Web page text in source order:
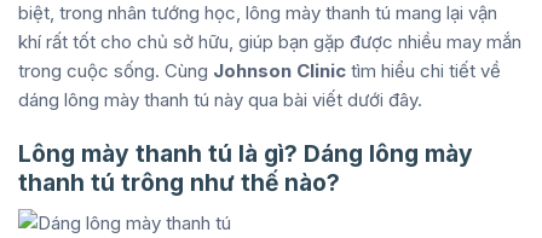
biệt, trong nhân tướng học, lông mày thanh tú mang lại vận
khí rất tốt cho chủ sở hữu, giúp bạn gặp được nhiều may mắn
trong cuộc sống. Cùng Johnson Clinic tìm hiểu chi tiết về
dáng lông mày thanh tú này qua bài viết dưới đây.
Lông mày thanh tú là gì? Dáng lông mày
thanh tú trông như thế nào?